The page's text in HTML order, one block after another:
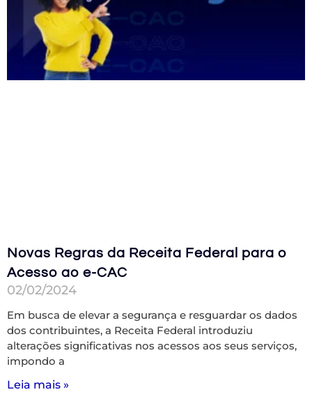
Novas Regras da Receita Federal para o
Acesso ao e-CAC
02/02/2024
Em busca de elevar a segurança e resguardar os dados
dos contribuintes, a Receita Federal introduziu
alterações significativas nos acessos aos seus serviços,
impondo a
Leia mais »